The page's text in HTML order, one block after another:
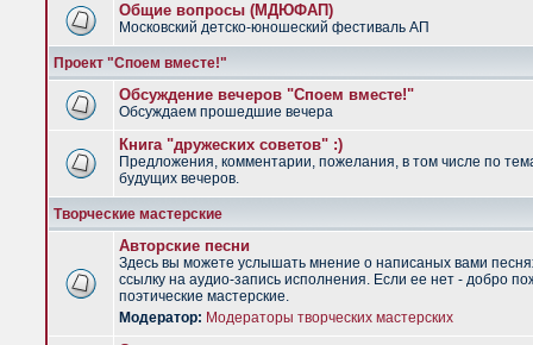
Общие вопросы (МДЮФАП)
Московский детско-юношеский фестиваль АП
Проект "Споем вместе!"
Обсуждение вечеров "Споем вместе!"
Обсуждаем прошедшие вечера
Книга "дружеских советов" :)
Предложения, комментарии, пожелания, в том числе по
будущих вечеров.
Творческие мастерские
Авторские песни
Здесь вы можете услышать мнение о написаных вами
ссылку на аудио-запись исполнения. Если ее нет - добро
поэтические мастерские.
Модератор: Модераторы творческих мастерских